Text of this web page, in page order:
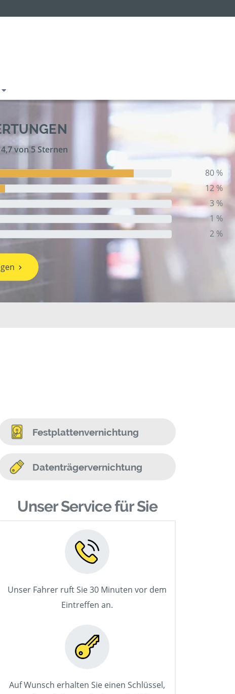
4,7 von 5 Sternen
80 %
12 %
3 %
1 %
2 %
Festplattenvernichtung
Datenträgervernichtung
Unser Service für Sie
Unser Fahrer ruft Sie 30 Minuten vor dem
Eintreffen an.
Auf Wunsch erhalten Sie einen Schlüssel,